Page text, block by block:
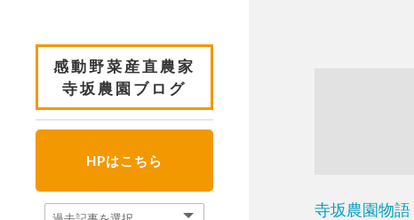
感動野菜産直農家
寺坂農園ブログ
HPはこちら
寺坂農園物語